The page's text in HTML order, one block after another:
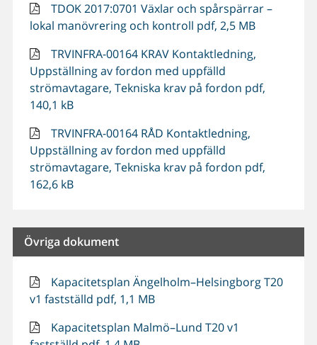
TDOK 2017:0701 Växlar och spårspärrar –
lokal manövrering och kontroll pdf, 2,5 MB
TRVINFRA-00164 KRAV Kontaktledning,
Uppställning av fordon med uppfälld
strömavtagare, Tekniska krav på fordon pdf,
140,1 kB
TRVINFRA-00164 RÅD Kontaktledning,
Uppställning av fordon med uppfälld
strömavtagare, Tekniska krav på fordon pdf,
162,6 kB
Övriga dokument
Kapacitetsplan Ängelholm–Helsingborg T20
v1 fastställd pdf, 1,1 MB
Kapacitetsplan Malmö–Lund T20 v1